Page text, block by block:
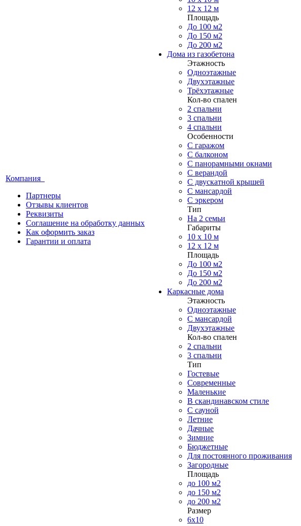
Компания
Партнеры
Отзывы клиентов
Реквизиты
Соглашение на обработку данных
Как оформить заказ
Гарантии и оплата
12 x 12 м
Площадь
До 100 м2
До 150 м2
До 200 м2
Дома из газобетона
Этажность
Одноэтажные
Двухэтажные
Трёхэтажные
Кол-во спален
2 спальни
3 спальни
4 спальни
Особенности
С гаражом
С балконом
С панорамными окнами
С верандой
С двускатной крышей
С мансардой
С эркером
Тип
На 2 семьи
Габариты
10 x 10 м
12 x 12 м
Площадь
До 100 м2
До 150 м2
До 200 м2
Каркасные дома
Этажность
Одноэтажные
С мансардой
Двухэтажные
Кол-во спален
2 спальни
3 спальни
Тип
Гостевые
Современные
Маленькие
В скандинавском стиле
С сауной
Летние
Дачные
Зимние
Бюджетные
Для постоянного проживания
Загородные
Площадь
до 100 м2
до 150 м2
до 200 м2
Размер
6х10